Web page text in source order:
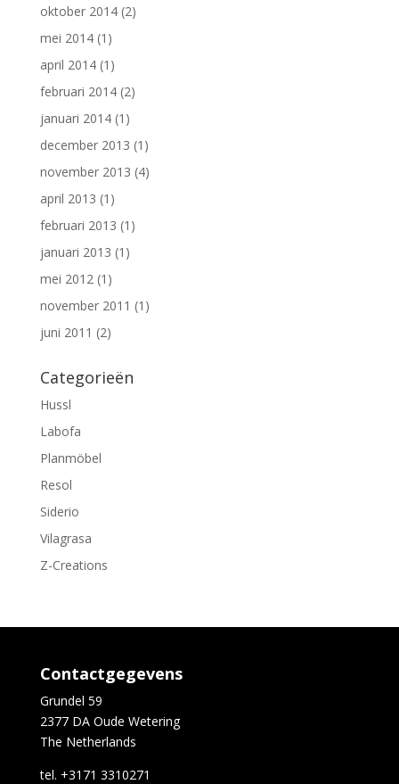
oktober 2014(2)
mei 2014(1)
april 2014(1)
februari 2014(2)
januari 2014(1)
december 2013 (1)
november 2013 (4)
april 2013 (1)
februari 2013 (1)
januari 2013 (1)
mei 2012(1)
november 2011 (1)
juni 2011 (2)
Categorieën
Hussl
Labofa
Planmöbel
Resol
Siderio
Vilagrasa
Z-Creations
Contactgegevens
Grundel 59
2377 DA Oude Wetering
The Netherlands
tel. +3171 3310271